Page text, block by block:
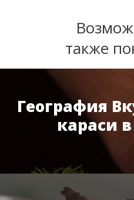
также
География
караси